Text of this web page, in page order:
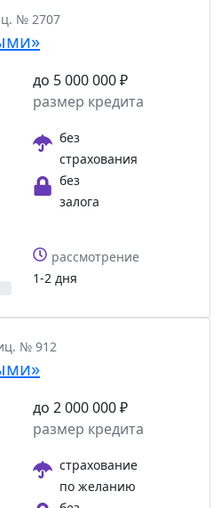
№ 2707
до 5 000 000 ₽
размер кредита
без
страхования
без
залога
рассмотрение
1-2 дня
№ 912
до 2 000 000 ₽
размер кредита
страхование
по желанию